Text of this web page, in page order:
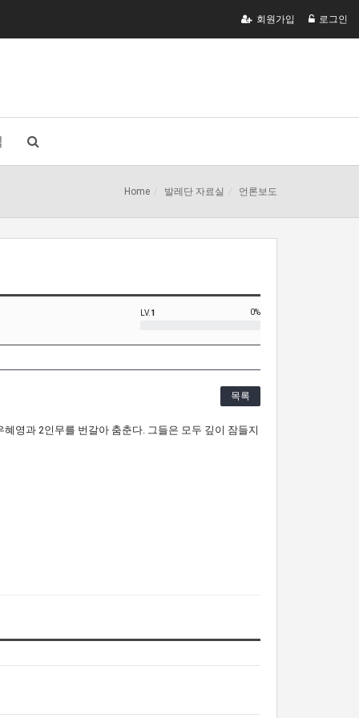
회원가입 로그인
Home 발레단 자료실 언론보도
LV.1 0%
목록
영과 2인무를 번갈아 춤춘다. 그들은 모두 깊이 잠들지